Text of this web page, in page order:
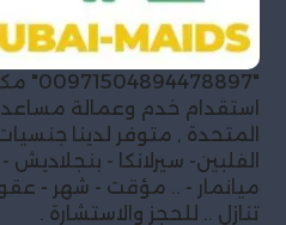
استقدام خدم وعمالة مساعدة
المتحدة , متوفر لدينا
الفلبين- سيرلانكا - بنجلاديش
ميانمار - .. مؤقت - شهر -
تنازل .. للحجز والاستشارة .